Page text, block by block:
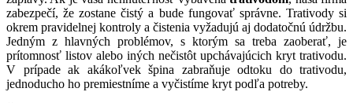
zabezpečí, že zostane čistý a bude fungovať správne. Trativody si
okrem pravidelnej kontroly a čistenia vyžadujú aj dodatočnú údržbu.
Jedným z hlavných problémov, s ktorým sa treba zaoberať, je
prítomnosť listov alebo iných nečistôt upchávajúcich kryt trativodu.
V prípade ak akákoľvek špina zabraňuje odtoku do trativodu,
jednoducho ho premiestníme a vyčistíme kryt podľa potreby.